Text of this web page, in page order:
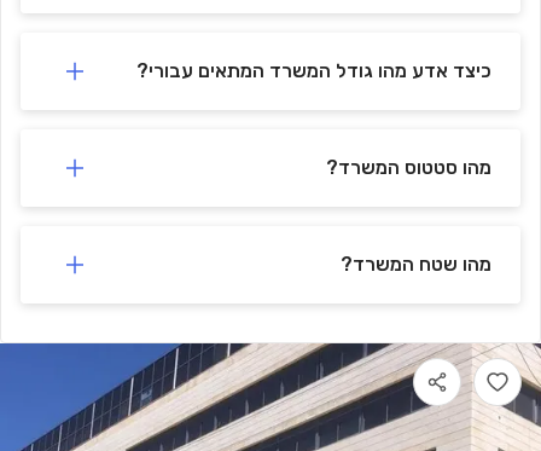
כיצד אדע מהו גודל המשרד המתאים עבורי?
מהו סטטוס המשרד?
מהו שטח המשרד?